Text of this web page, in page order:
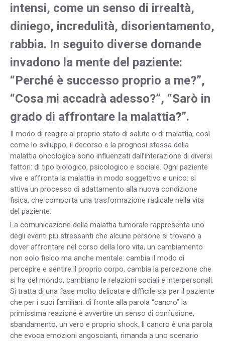
intensi, come un senso di irrealtà,
diniego, incredulità, disorientamento,
rabbia. In seguito diverse domande
invadono la mente del paziente:
“Perché è successo proprio a me?”,
“Cosa mi accadrà adesso?”, “Sarò in
grado di affrontare la malattia?”.
Il modo di reagire al proprio stato di salute o di malattia, così
come lo sviluppo, il decorso e la prognosi stessa della
malattia oncologica sono influenzati dall’interazione di diversi
fattori: di tipo biologico, psicologico e sociale. Ogni paziente
vive e affronta la malattia in modo soggettivo e unico: si
attiva un processo di adattamento alla nuova condizione
fisica, che comporta una trasformazione radicale nella vita
del paziente.
La comunicazione della malattia tumorale rappresenta uno
degli eventi più stressanti che alcune persone si trovano a
dover affrontare nel corso della loro vita, un cambiamento
non solo fisico ma anche mentale: cambia il modo di
percepire e sentire il proprio corpo, cambia la percezione che
si ha del mondo, cambiano le relazioni sociali e interpersonali.
Si tratta di una fase molto delicata e difficile sia per il paziente
che per i suoi familiari: di fronte alla parola “cancro” la
primissima reazione è avvertire un senso di confusione,
sbandamento, un vero e proprio shock. Il cancro è una parola
che evoca emozioni angoscianti, rimanda a uno scenario